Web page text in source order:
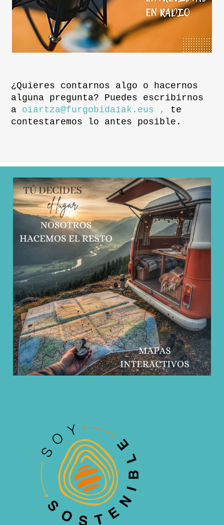
¿Quieres contarnos algo o hacernos
alguna pregunta? Puedes escribirnos
a oiartza@furgobidaiak.eus ,
te
contestaremos lo antes posible.